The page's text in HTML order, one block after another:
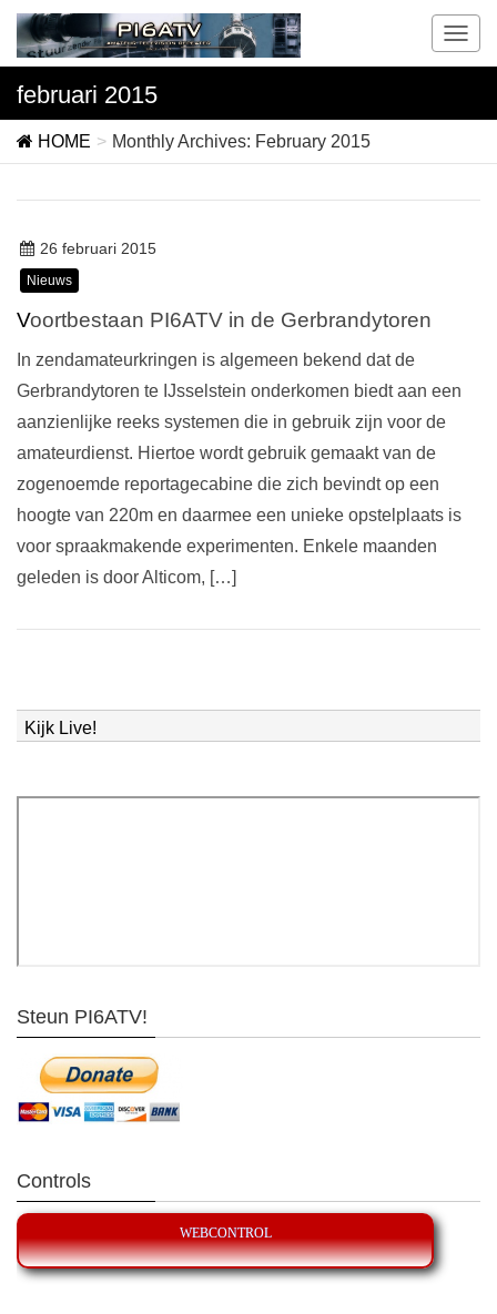
T
a
n
februari 2015
HOME Monthly Archives: February 2015
26 februari 2015
Nieuws
Voortbestaan PI6ATV in de Gerbrandytoren
In zendamateurkringen is algemeen bekend dat de
Gerbrandytoren te IJsselstein onderkomen biedt aan een
aanzienlijke reeks systemen die in gebruik zijn voor de
amateurdienst. Hiertoe wordt gebruik gemaakt van de
zogenoemde reportagecabine die zich bevindt op een
hoogte van 220m en daarmee een unieke opstelplaats is
voor spraakmakende experimenten. Enkele maanden
geleden is door Alticom, […]
Kijk Live!
Steun PI6ATV!
Controls
WEBCONTROL